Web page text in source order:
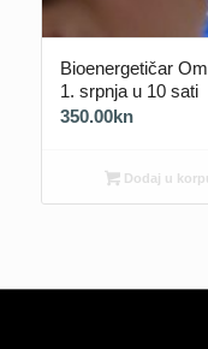
Bioenergetičar
1. srpnja u 10 sati
350.00kn
Dodaj u